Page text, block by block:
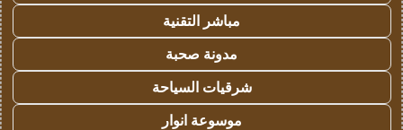
مباشر التقنية
مدونة صحبة
شرقيات السياحة
موسوعة انوار